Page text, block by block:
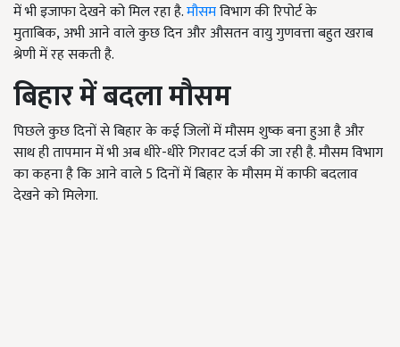
में भी इजाफा देखने को मिल रहा है.मौसमविभाग की रिपोर्ट के
मुताबिक, अभी आने वाले कुछ दिन और औसतन वायु गुणवत्ता बहुत खराब
श्रेणी में रह सकती है.
बिहार में बदला मौसम
पिछले कुछ दिनों से बिहार के कई जिलों में मौसम शुष्क बना हुआ है और
साथ ही तापमान में भी अब धीरे-धीरे गिरावट दर्ज की जा रही है. मौसम विभाग
का कहना है कि आने वाले 5 दिनों में बिहार के मौसम में काफी बदलाव
देखने को मिलेगा.